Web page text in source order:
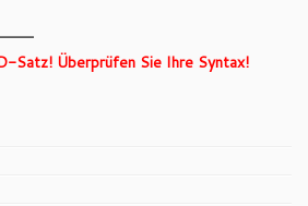
Satz! Überprüfen Sie Ihre Syntax!